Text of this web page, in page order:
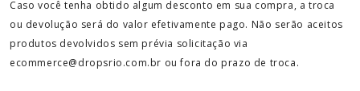
Caso você tenha obtido algum desconto em sua compra, a troca
ou devolução será do valor efetivamente pago. Não serão aceitos
produtos devolvidos sem prévia solicitação via
ecommerce@dropsrio.com.br ou fora do prazo de troca.